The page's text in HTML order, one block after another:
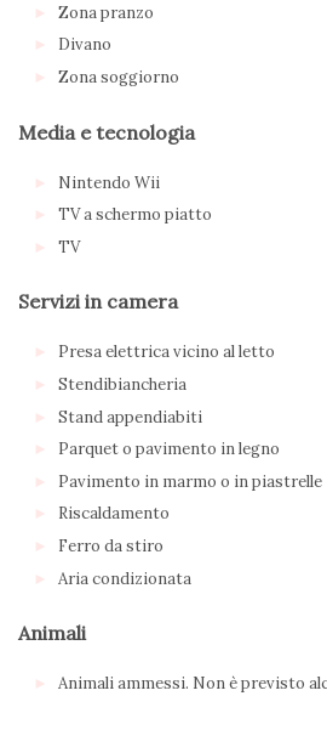
Zona pranzo
Divano
Zona soggiorno
Media e tecnologia
Nintendo Wii
TV a schermo piatto
TV
Servizi in camera
Presa elettrica vicino al letto
Stendibiancheria
Stand appendiabiti
Parquet o pavimento in legno
Pavimento in marmo o in piastrelle
Riscaldamento
Ferro da stiro
Aria condizionata
Animali
Animali ammessi. Non è previsto